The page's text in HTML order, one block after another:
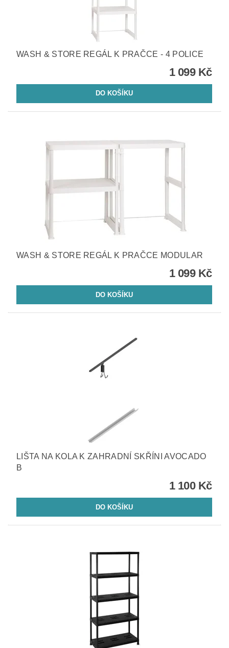
WASH & STORE REGÁL K PRAČCE - 4 POLICE
1 099 Kč
WASH & STORE REGÁL K PRAČCE MODULAR
1 099 Kč
LIŠTA NA KOLA K ZAHRADNÍ SKŘÍNI AVOCADO
B
1 100 Kč